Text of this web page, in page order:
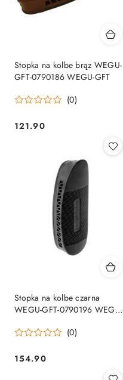
Stopka na kolbe brąz WEGU-
GFT-0790186 WEGU-GFT
(0)
Cena:
121.90
Stopka na kolbe czarna
WEGU-GFT-0790196 WEGU-
(0)
Cena:
154.90